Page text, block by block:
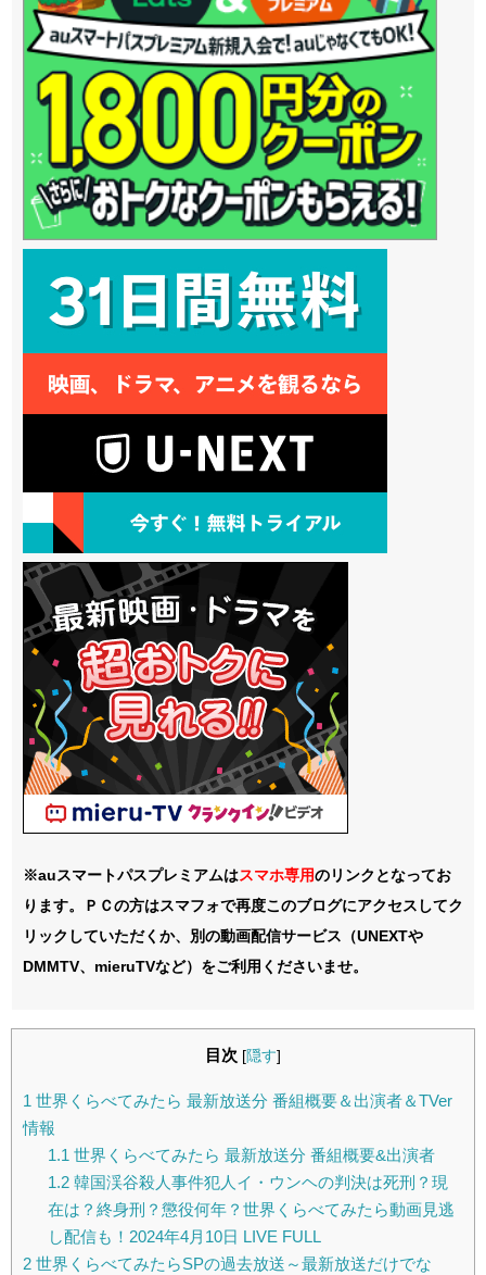
※auスマートパスプレミアムはスマホ専用のリンクとなってお
ります。ＰＣの方はスマフォで再度このブログにアクセスしてク
リックしていただくか、別の動画配信サービス（UNEXTや
DMMTV、mieruTVなど）をご利用くださいませ。
目次 [隠す]
1 世界くらべてみたら 最新放送分 番組概要＆出演者＆TVer
情報
1.1 世界くらべてみたら 最新放送分 番組概要&出演者
1.2韓国渓谷殺人事件犯人イ・ウンヘの判決は死刑？現
在は？終身刑？懲役何年？世界くらべてみたら動画見逃
し配信も！2024年4月10日 LIVE FULL
2 世界くらべてみたらSPの過去放送～最新放送だけでな